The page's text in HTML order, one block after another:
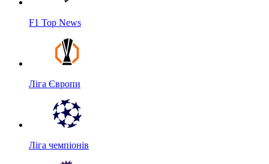
F1 Top News
Ліга Європи
Ліга чемпіонів